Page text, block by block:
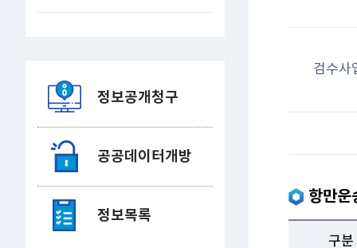
정보공개청구
공공데이터개방
정보목록
검수사
항만운
구분